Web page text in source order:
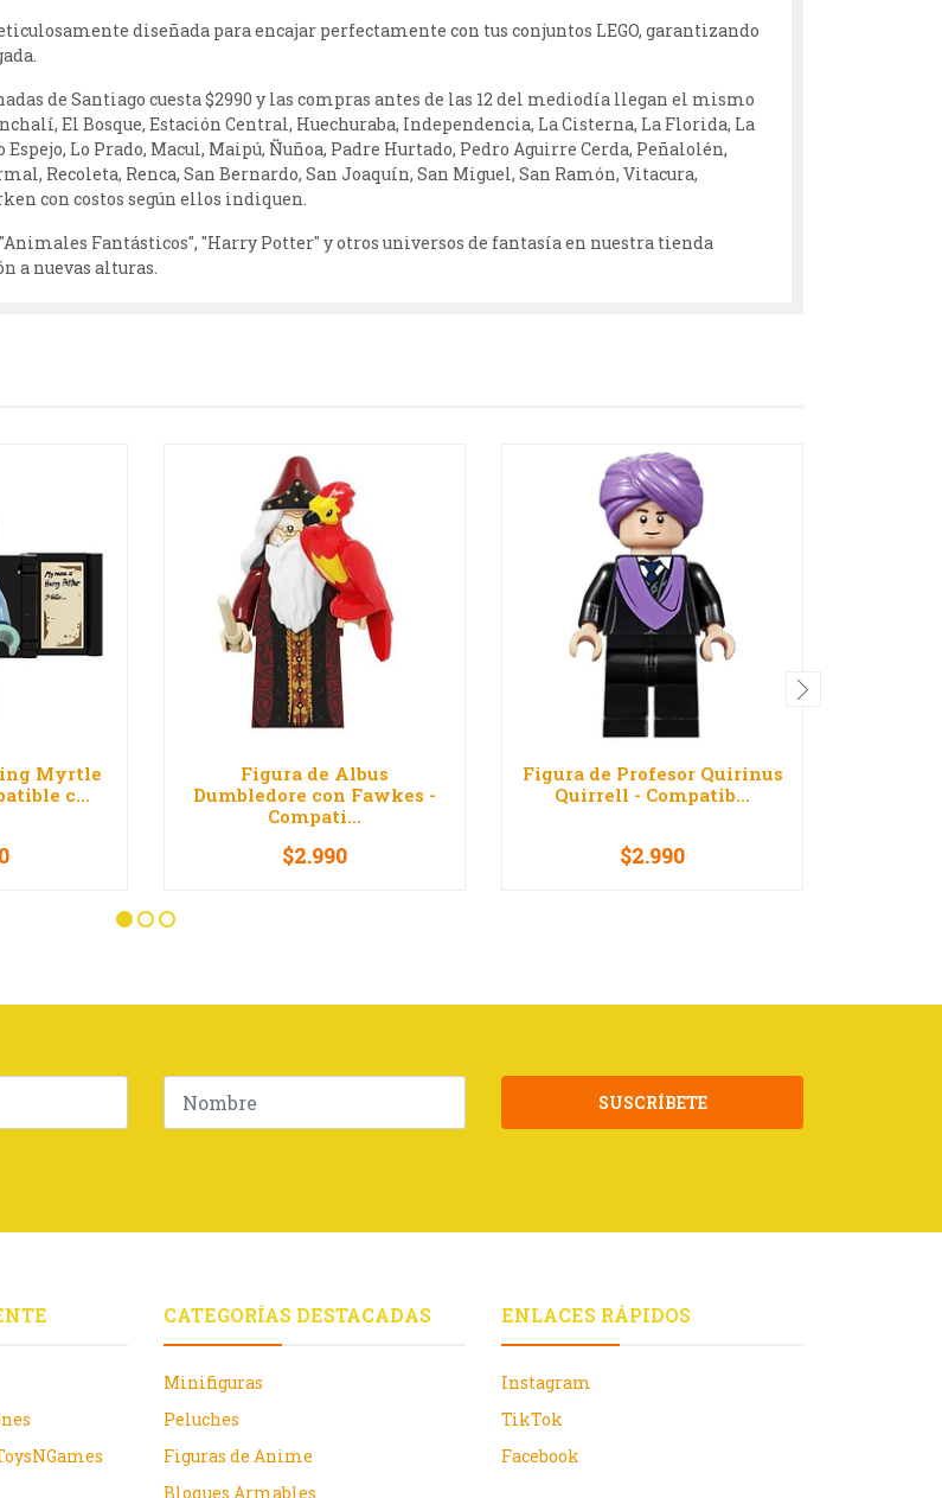
diseñada para encajar perfectamente con tus conjuntos LEGO, garantizando
de Santiago cuesta $2990 y las compras antes de las 12 del mediodía llegan el mismo
El Bosque, Estación Central, Huechuraba, Independencia, La Cisterna, La Florida, La
Espejo, Lo Prado, Macul, Maipú, Ñuñoa, Padre Hurtado, Pedro Aguirre Cerda, Peñalolén,
Recoleta, Renca, San Bernardo, San Joaquín, San Miguel, San Ramón, Vitacura,
con costos según ellos indiquen.
"Animales Fantásticos", "Harry Potter" y otros universos de fantasía en nuestra tienda
a nuevas alturas.
Myrtle
c...
Figura de Albus
Dumbledore con Fawkes -
Compati...
+
$2.990
Figura de Profesor Quirinus
Quirrell - Compatib...
+
$2.990
SUSCRÍBETE
CATEGORÍAS DESTACADAS
Minifiguras
Peluches
Figuras de Anime
Bloques Armables
ENLACES RÁPIDOS
Instagram
TikTok
Facebook